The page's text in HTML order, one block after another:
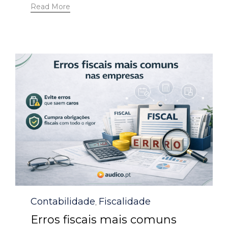
Read More
Category
Contabilidade, Fiscalidade
Erros fiscais mais comuns